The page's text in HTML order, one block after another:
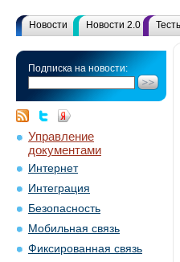
Новости Новости 2.0
Подписка на новости:
Управление
документами
Интернет
Интеграция
Безопасность
Мобильная связь
Фиксированная связь